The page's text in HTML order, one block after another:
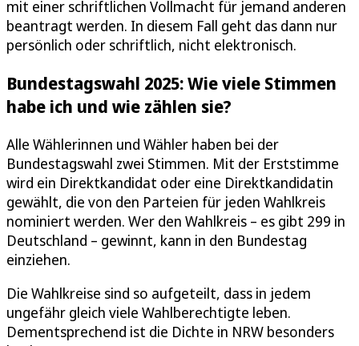
mit einer schriftlichen Vollmacht für jemand anderen
beantragt werden. In diesem Fall geht das dann nur
persönlich oder schriftlich, nicht elektronisch.
Bundestagswahl 2025: Wie viele Stimmen
habe ich und wie zählen sie?
Alle Wählerinnen und Wähler haben bei der
Bundestagswahl zwei Stimmen. Mit der Erststimme
wird ein Direktkandidat oder eine Direktkandidatin
gewählt, die von den Parteien für jeden Wahlkreis
nominiert werden. Wer den Wahlkreis – es gibt 299 in
Deutschland – gewinnt, kann in den Bundestag
einziehen.
Die Wahlkreise sind so aufgeteilt, dass in jedem
ungefähr gleich viele Wahlberechtigte leben.
Dementsprechend ist die Dichte in NRW besonders